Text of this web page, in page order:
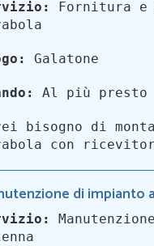
Fornitura
Galatone
Al più presto
bisogno di
con
di impianto